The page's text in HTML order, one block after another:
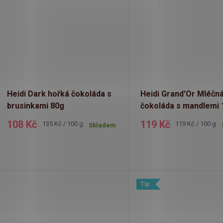
Heidi Dark hořká čokoláda s
brusinkami 80g
108 Kč
Měrná
135 Kč / 100 g Skladem
Heidi Grand'Or
čokoláda s mandlemi
119 Kč
Měrná
119 Kč / 100 g
Tip